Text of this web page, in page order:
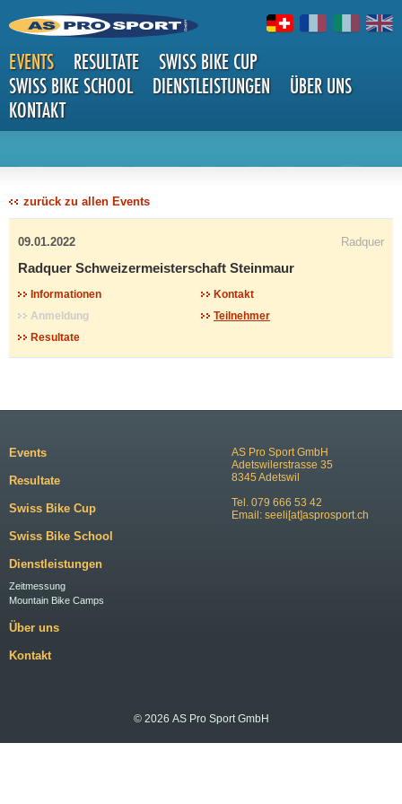
EVENTS RESULTATE
SWISS BIKE CUP
SWISS BIKE SCHOOL
DIENSTLEISTUNGEN
ÜBER UNS
KONTAKT
DETAILS
zurück zu allen Events
09.01.2022 Radquer
Radquer Schweizermeisterschaft Steinmaur
Informationen
Kontakt
Anmeldung
Teilnehmer
Resultate
AS Pro Sport GmbH
Adetswilerstrasse 35
8345 Adetswil
Tel. 079 666 53 42
Email: seeli[at]asprosport.ch
Events
Resultate
Swiss Bike Cup
Swiss Bike School
Dienstleistungen
Zeitmessung
Mountain Bike Camps
Über uns
Kontakt
© 2026 AS Pro Sport GmbH